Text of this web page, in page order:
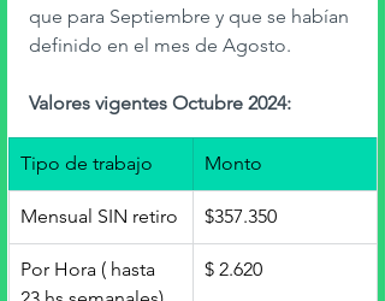
que para Septiembre y que se habían
definido en el mes de Agosto.
Valores vigentes Octubre 2024:
Tipo de trabajo Monto
Mensual SIN retiro $357.350
Por Hora ( hasta
$ 2.620